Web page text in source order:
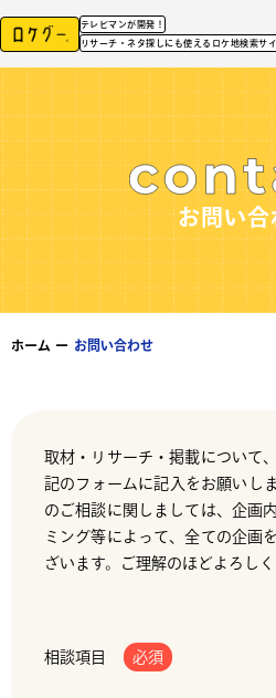
テレビマンが開発！
リサーチ・ネタ探しにも使えるロケ地検索サ
お問い合
ホーム ー お問い合わせ
取材・リサーチ・掲載について
記のフォームに記入をお願いし
のご相談に関しましては、企画
ミング等によって、全ての企画
ざいます。ご理解のほどよろしく
相談項目 必須